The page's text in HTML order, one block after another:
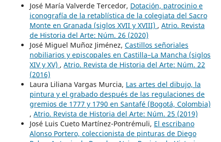
José María Valverde Tercedor, Dotación, patrocinio e
iconografía de la retablística de la colegiata del Sacro
Monte en Granada (siglos XVII y XVIII) , Atrio. Revista
de Historia del Arte: Núm. 26 (2020)
José Miguel Muñoz Jiménez, Castillos señoriales
nobiliarios y episcopales en Castilla–La Mancha (siglos
XIV y XV) , Atrio. Revista de Historia del Arte: Núm. 22
(2016)
Laura Liliana Vargas Murcia, Las artes del dibujo, la
pintura y el grabado después de las regulaciones de
gremios de 1777 y 1790 en Santafé (Bogotá, Colombia)
, Atrio. Revista de Historia del Arte: Núm. 25 (2019)
José Luis Cueto Martínez-Pontrémuli, El escribano
Alonso Portero, coleccionista de pinturas de Diego